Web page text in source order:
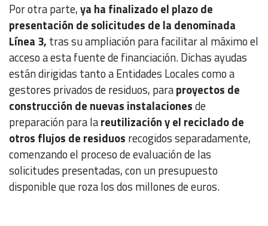
Por otra parte,ya ha finalizado el plazo de
presentación de solicitudes de la denominada
Línea 3, tras su ampliación para facilitar al máximo el
acceso a esta fuente de financiación. Dichas ayudas
están dirigidas tanto a Entidades Locales como a
gestores privados de residuos, paraproyectos de
construcción de nuevas instalacionesde
preparación para lareutilización y el reciclado de
otros flujos de residuos recogidos separadamente,
comenzando el proceso de evaluación de las
solicitudes presentadas, con un presupuesto
disponible que roza los dos millones de euros.